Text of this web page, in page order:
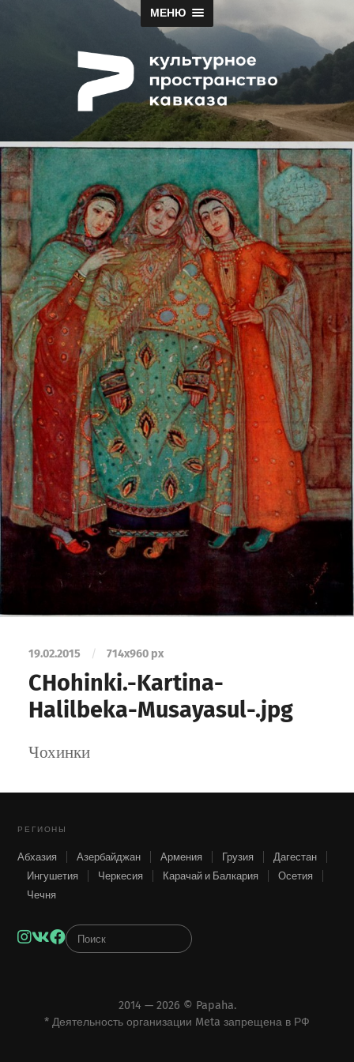
МЕНЮ
19.02.2015 / 714x960 px
CHohinki.-Kartina-
Halilbeka-Musayasul-.jpg
Чохинки
РЕГИОНЫ
Абхазия Азербайджан Армения Грузия
Дагестан
Ингушетия
Черкесия Карачай и Балкария
Осетия
Чечня
Instagram
VKFacebook
2014 — 2026 © Papaha.
* Деятельность организации Meta запрещена в РФ